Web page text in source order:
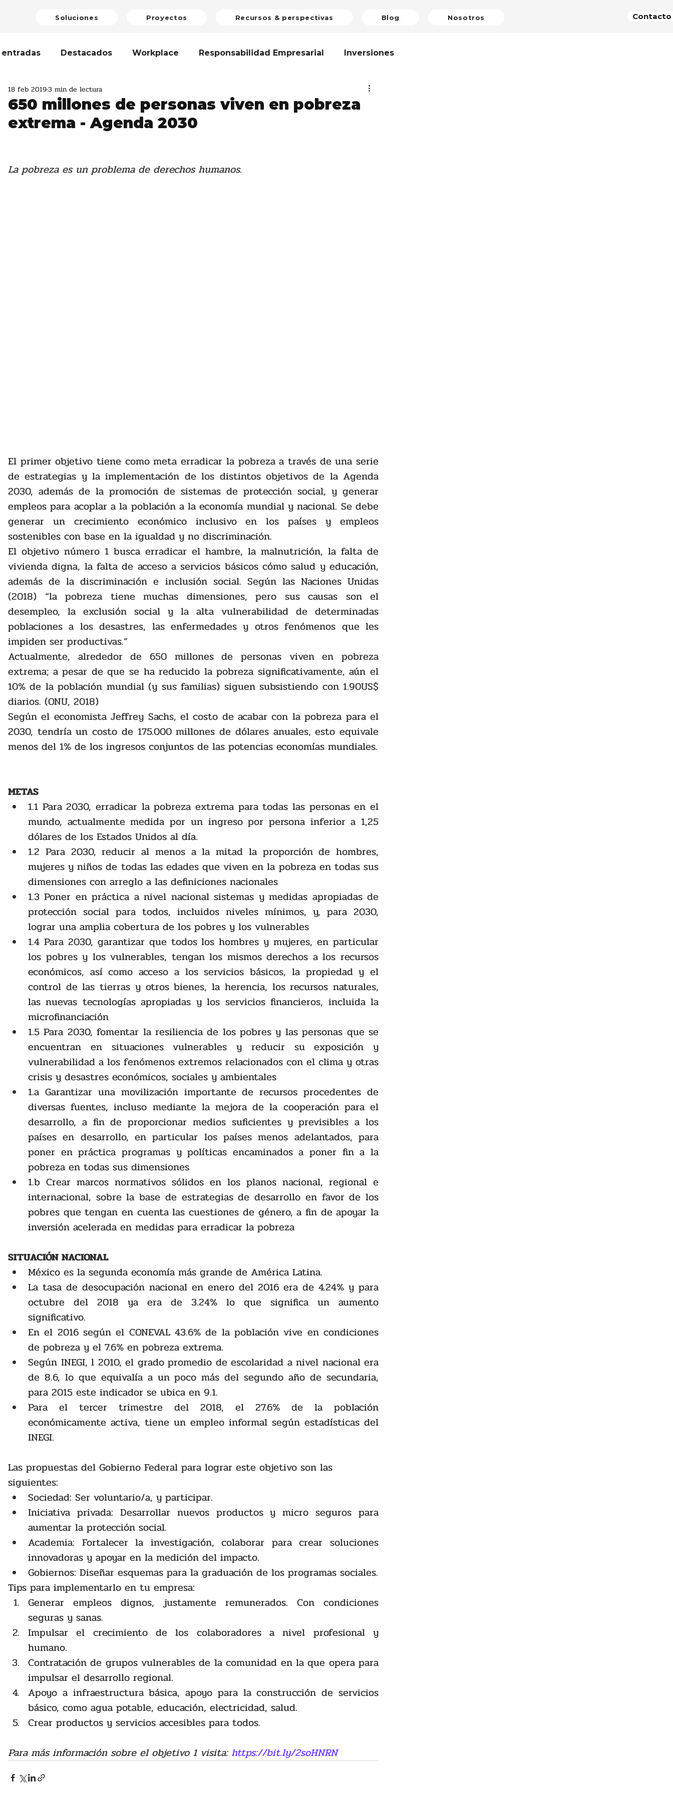
Soluciones Proyectos Recursos & perspectivas Blog Nosotros Contacto
entradas Destacados Workplace Responsabilidad Empresarial Inversiones
Bienestar Laboral Voluntariado Corporativo
Formación
Avanzando Juntas Economía Circular
650 millones de personas viven en pobreza
extrema - Agenda 2030
18 feb 20193 min de lectura
La pobreza es un problema de derechos humanos.
El primer objetivo tiene como meta erradicar la pobreza a través de una serie
de estrategias y la implementación de los distintos objetivos de la Agenda
2030, además de la promoción de sistemas de protección social, y generar
empleos para acoplar a la población a la economía mundial y nacional. Se debe
generar un crecimiento económico inclusivo en los países y empleos
sostenibles con base en la igualdad y no discriminación.
El objetivo número 1 busca erradicar el hambre, la malnutrición, la falta de
vivienda digna, la falta de acceso a servicios básicos cómo salud y educación,
además de la discriminación e inclusión social. Según las Naciones Unidas
(2018) “la pobreza tiene muchas dimensiones, pero sus causas son el
desempleo, la exclusión social y la alta vulnerabilidad de determinadas
poblaciones a los desastres, las enfermedades y otros fenómenos que les
impiden ser productivas.”
Actualmente, alrededor de 650 millones de personas viven en pobreza
extrema; a pesar de que se ha reducido la pobreza significativamente, aún el
10% de la población mundial (y sus familias) siguen subsistiendo con 1.90US$
diarios. (ONU, 2018)
Según el economista Jeffrey Sachs, el costo de acabar con la pobreza para el
2030, tendría un costo de 175.000 millones de dólares anuales, esto equivale
METAS
1.1 Para 2030, erradicar la pobreza extrema para todas las personas en el
mundo, actualmente medida por un ingreso por persona inferior a 1,25
dólares de los Estados Unidos al día.
1.2 Para 2030, reducir al menos a la mitad la proporción de hombres,
mujeres y niños de todas las edades que viven en la pobreza en todas sus
dimensiones con arreglo a las definiciones nacionales
1.3 Poner en práctica a nivel nacional sistemas y medidas apropiadas de
protección social para todos, incluidos niveles mínimos, y, para 2030,
lograr una amplia cobertura de los pobres y los vulnerables
1.4 Para 2030, garantizar que todos los hombres y mujeres, en particular
los pobres y los vulnerables, tengan los mismos derechos a los recursos
económicos, así como acceso a los servicios básicos, la propiedad y el
control de las tierras y otros bienes, la herencia, los recursos naturales,
las nuevas tecnologías apropiadas y los servicios financieros, incluida la
microfinanciación
1.5 Para 2030, fomentar la resiliencia de los pobres y las personas que se
encuentran en situaciones vulnerables y reducir su exposición y
vulnerabilidad a los fenómenos extremos relacionados con el clima y otras
crisis y desastres económicos, sociales y ambientales
1.a Garantizar una movilización importante de recursos procedentes de
diversas fuentes, incluso mediante la mejora de la cooperación para el
desarrollo, a fin de proporcionar medios suficientes y previsibles a los
países en desarrollo, en particular los países menos adelantados, para
poner en práctica programas y políticas encaminados a poner fin a la
pobreza en todas sus dimensiones
1.b Crear marcos normativos sólidos en los planos nacional, regional e
internacional, sobre la base de estrategias de desarrollo en favor de los
pobres que tengan en cuenta las cuestiones de género, a fin de apoyar la
inversión acelerada en medidas para erradicar la pobreza
SITUACIÓN NACIONAL
México es la segunda economía más grande de América Latina.
La tasa de desocupación nacional en enero del 2016 era de 4.24% y para
octubre del 2018 ya era de 3.24% lo que significa un aumento
significativo.
En el 2016 según el CONEVAL 43.6% de la población vive en condiciones
de pobreza y el 7.6% en pobreza extrema.
Según INEGI, l 2010, el grado promedio de escolaridad a nivel nacional era
de 8.6, lo que equivalía a un poco más del segundo año de secundaria,
para 2015 este indicador se ubica en 9.1.
Para el tercer trimestre del 2018, el 27.6% de la población
económicamente activa, tiene un empleo informal según estadísticas del
INEGI.
Las propuestas del Gobierno Federal para lograr este objetivo son las
siguientes:
Sociedad: Ser voluntario/a, y participar.
Iniciativa privada: Desarrollar nuevos productos y micro seguros para
aumentar la protección social.
Academia: Fortalecer la investigación, colaborar para crear soluciones
innovadoras y apoyar en la medición del impacto.
Tips para implementarlo en tu empresa:
Generar empleos dignos, justamente remunerados. Con condiciones
seguras y sanas.
Impulsar el crecimiento de los colaboradores a nivel profesional y
humano.
Contratación de grupos vulnerables de la comunidad en la que opera para
impulsar el desarrollo regional.
Apoyo a infraestructura básica, apoyo para la construcción de servicios
básico, como agua potable, educación, electricidad, salud.
Crear productos y servicios accesibles para todos.
Para más información sobre el objetivo 1 visita: https://bit.ly/2soHNRN